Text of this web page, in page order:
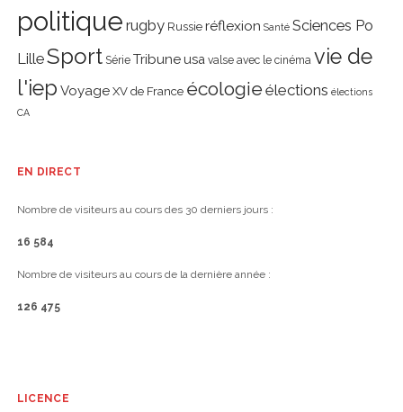
politique rugby Russie réflexion Santé Sciences Po
LilleSport Série Tribune usa valse avec le cinéma vie de
l'iep Voyage XV de France écologie élections élections
CA
EN DIRECT
Nombre de visiteurs au cours des 30 derniers jours :
16 584
Nombre de visiteurs au cours de la dernière année :
126 475
LICENCE